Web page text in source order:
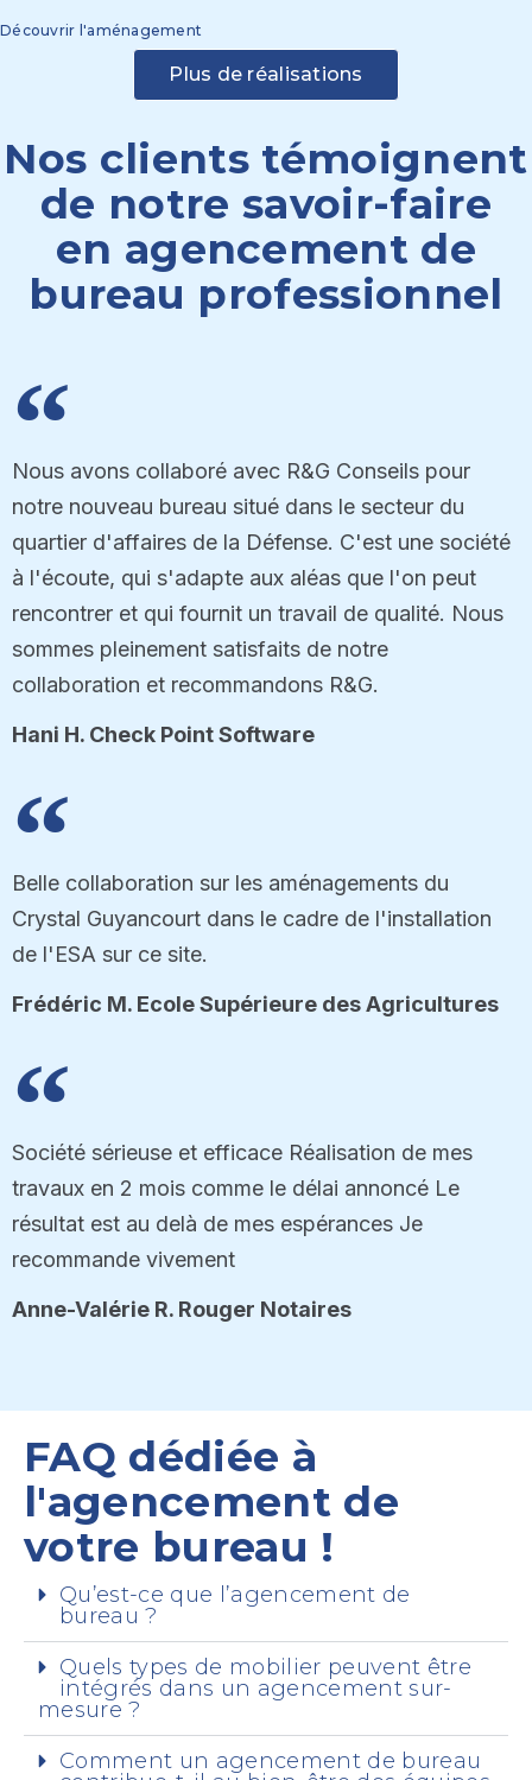
Découvrir l'aménagement
Plus de réalisations
Nos clients témoignent
de notre savoir-faire
en agencement de
bureau professionnel
Nous avons collaboré avec R&G Conseils pour
notre nouveau bureau situé dans le secteur du
quartier d'affaires de la Défense. C'est une société
à l'écoute, qui s'adapte aux aléas que l'on peut
rencontrer et qui fournit un travail de qualité. Nous
sommes pleinement satisfaits de notre
collaboration et recommandons R&G.
Hani H. Check Point Software
Belle collaboration sur les aménagements du
Crystal Guyancourt dans le cadre de l'installation
de l'ESA sur ce site.
Frédéric M. Ecole Supérieure des Agricultures
Société sérieuse et efficace Réalisation de mes
travaux en 2 mois comme le délai annoncé Le
résultat est au delà de mes espérances Je
recommande vivement
Anne-Valérie R. Rouger Notaires
FAQ dédiée à
l'agencement de
votre bureau !
Qu’est-ce que l’agencement de
bureau ?
Quels types de mobilier peuvent être
intégrés dans un agencement sur-
mesure ?
Comment un agencement de bureau